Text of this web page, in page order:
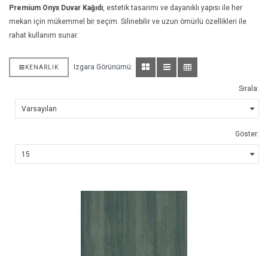
Premium Onyx Duvar Kağıdı, estetik tasarımı ve dayanıklı yapısı ile her
mekan için mükemmel bir seçim. Silinebilir ve uzun ömürlü özellikleri ile
rahat kullanım sunar.
KENARLIK Izgara Görünümü:
Sırala:
Göster: